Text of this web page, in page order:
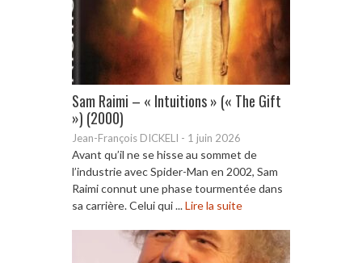
Sam Raimi – « Intuitions » (« The Gift
») (2000)
Jean-François DICKELI - 1 juin 2026
Avant qu’il ne se hisse au sommet de
l’industrie avec Spider-Man en 2002, Sam
Raimi connut une phase tourmentée dans
sa carrière. Celui qui ...Lire la suite